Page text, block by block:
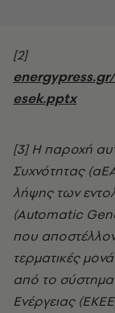
[2]
esek.pptx
[3] Η παροχή
Συχνότητας
λήψης των
(Automatic
που
τερματικές
από το σύστημα
Ενέργειας